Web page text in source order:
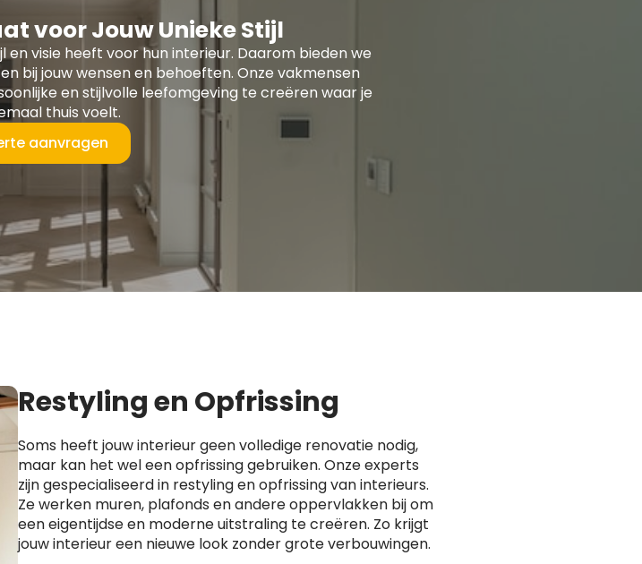
voor Jouw Unieke Stijl
visie heeft voor hun interieur. Daarom bieden we
bij jouw wensen en behoeften. Onze vakmensen
en stijlvolle leefomgeving te creëren waar je
thuis voelt.
aanvragen
Restyling en Opfrissing
Soms heeft jouw interieur geen volledige renovatie nodig,
maar kan het wel een opfrissing gebruiken. Onze experts
zijn gespecialiseerd in restyling en opfrissing van interieurs.
Ze werken muren, plafonds en andere oppervlakken bij om
een eigentijdse en moderne uitstraling te creëren. Zo krijgt
jouw interieur een nieuwe look zonder grote verbouwingen.